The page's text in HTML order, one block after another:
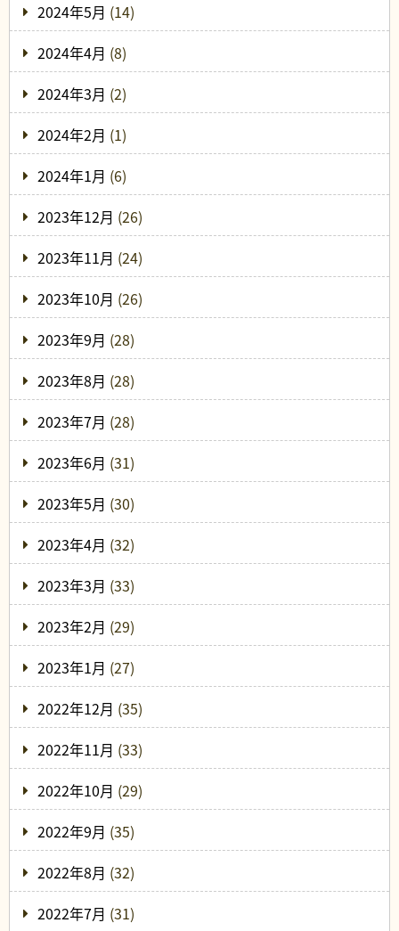
2024年5月 (14)
2024年4月 (8)
2024年3月 (2)
2024年2月 (1)
2024年1月 (6)
2023年12月 (26)
2023年11月 (24)
2023年10月 (26)
2023年9月 (28)
2023年8月 (28)
2023年7月 (28)
2023年6月 (31)
2023年5月 (30)
2023年4月 (32)
2023年3月 (33)
2023年2月 (29)
2023年1月 (27)
2022年12月 (35)
2022年11月 (33)
2022年10月 (29)
2022年9月 (35)
2022年8月 (32)
2022年7月 (31)